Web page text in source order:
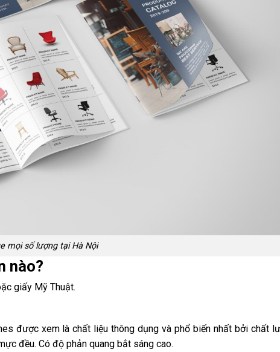
mọi số lượng tại Hà Nội
nào?
giấy Mỹ Thuật.
được xem là chất liệu thông dụng và phổ biến nhất bởi chất
đều. Có độ phản quang bắt sáng cao.